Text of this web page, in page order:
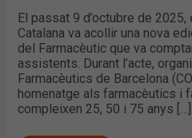
El passat 9 d’octubre de
Catalana va acollir una nova
del Farmacèutic que va
assistents. Durant l’acte,
Farmacèutics de Barcelona
homenatge als farmacèutics i
compleixen 25, 50 i 75 anys […]